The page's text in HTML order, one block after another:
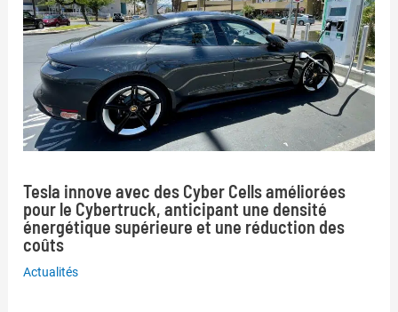
Tesla innove avec des Cyber Cells améliorées
pour le Cybertruck, anticipant une densité
énergétique supérieure et une réduction des
coûts
Actualités